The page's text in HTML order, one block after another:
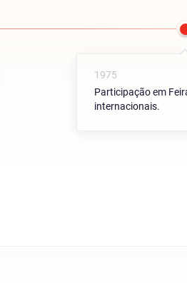
1975
Participação em
internacionais.